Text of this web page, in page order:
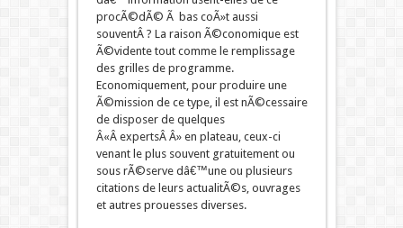
procÃ©dÃ© Ã bas coÃ»t aussi
souventÂ ? La raison Ã©conomique est
Ã©vidente tout comme le remplissage
des grilles de programme.
Economiquement, pour produire une
Ã©mission de ce type, il est nÃ©cessaire
de disposer de quelques
Â«Â expertsÂ Â» en plateau, ceux-ci
venant le plus souvent gratuitement ou
sous rÃ©serve dâ€™une ou plusieurs
citations de leurs actualitÃ©s, ouvrages
et autres prouesses diverses.